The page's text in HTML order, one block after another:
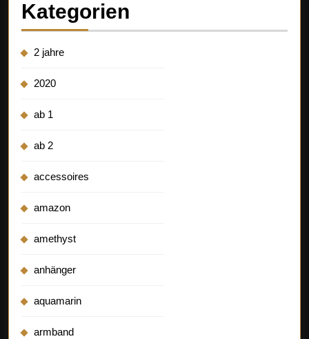
Kategorien
2 jahre
2020
ab 1
ab 2
accessoires
amazon
amethyst
anhänger
aquamarin
armband